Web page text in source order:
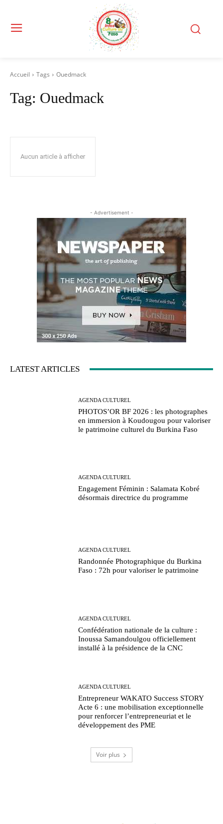
Accueil Tags Ouedmack
Tag: Ouedmack
Aucun article à afficher
- Advertisement -
LATEST ARTICLES
AGENDA CULTUREL
PHOTOS’OR BF 2026 : les photographes
en immersion à Koudougou pour valoriser
le patrimoine culturel du Burkina Faso
AGENDA CULTUREL
Engagement Féminin : Salamata Kobré
désormais directrice du programme
AGENDA CULTUREL
Randonnée Photographique du Burkina
Faso : 72h pour valoriser le patrimoine
AGENDA CULTUREL
Confédération nationale de la culture :
Inoussa Samandoulgou officiellement
installé à la présidence de la CNC
AGENDA CULTUREL
Entrepreneur WAKATO Success STORY
Acte 6 : une mobilisation exceptionnelle
pour renforcer l’entrepreneuriat et le
développement des PME
Voir plus